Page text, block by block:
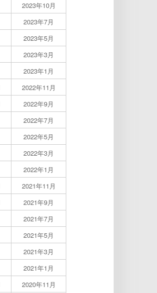
2023年10月
2023年7月
2023年5月
2023年3月
2023年1月
2022年11月
2022年9月
2022年7月
2022年5月
2022年3月
2022年1月
2021年11月
2021年9月
2021年7月
2021年5月
2021年3月
2021年1月
2020年11月